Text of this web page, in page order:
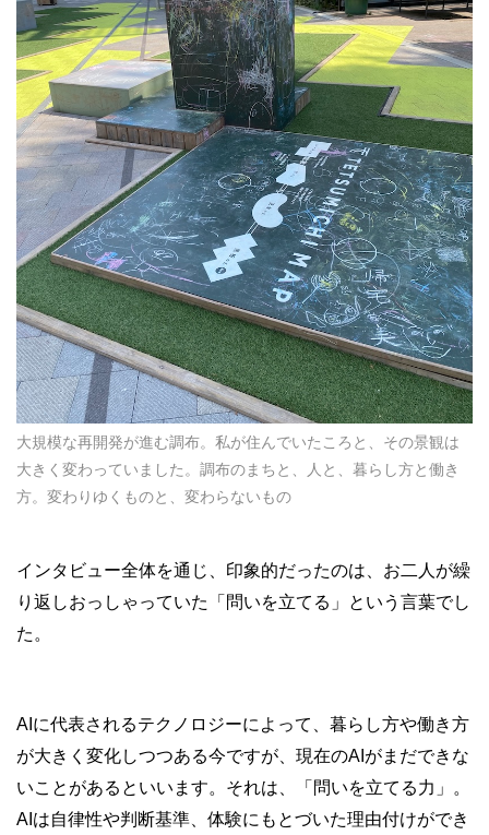
大規模な再開発が進む調布。私が住んでいたころと、その景観は
大きく変わっていました。調布のまちと、人と、暮らし方と働き
方。変わりゆくものと、変わらないもの
インタビュー全体を通じ、印象的だったのは、お二人が繰
り返しおっしゃっていた「問いを立てる」という言葉でし
た。
AIに代表されるテクノロジーによって、暮らし方や働き方
が大きく変化しつつある今ですが、現在のAIがまだできな
いことがあるといいます。それは、「問いを立てる力」。
AIは自律性や判断基準、体験にもとづいた理由付けができ